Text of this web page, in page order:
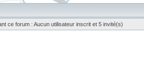
ce forum : Aucun utilisateur inscrit et 5 invité(s)